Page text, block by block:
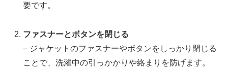
要です。
ファスナーとボタンを閉じる
– ジャケットのファスナーやボタンをしっかり閉じる
ことで、洗濯中の引っかかりや絡まりを防げます。